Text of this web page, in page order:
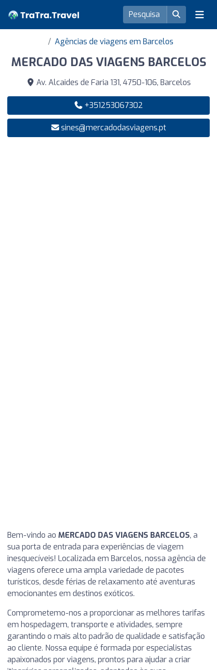
Agências de viagens em Barcelos
MERCADO DAS VIAGENS BARCELOS
Av. Alcaides de Faria 131, 4750-106, Barcelos
+351253067302
sines@mercadodasviagens.pt
Bem-vindo ao MERCADO DAS VIAGENS BARCELOS, a
sua porta de entrada para experiências de viagem
inesquecíveis! Localizada em Barcelos, nossa agência de
viagens oferece uma ampla variedade de pacotes
turísticos, desde férias de relaxamento até aventuras
emocionantes em destinos exóticos.
Comprometemo-nos a proporcionar as melhores tarifas
em hospedagem, transporte e atividades, sempre
garantindo o mais alto padrão de qualidade e satisfação
ao cliente. Nossa equipe é formada por especialistas
apaixonados por viagens, prontos para ajudar a criar